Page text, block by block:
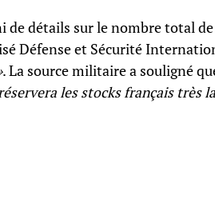
de détails sur le nombre total
Défense et Sécurité
. La source militaire a souligné
les stocks français très